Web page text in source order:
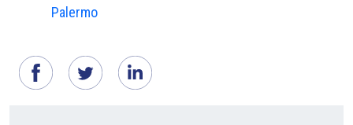
Palermo